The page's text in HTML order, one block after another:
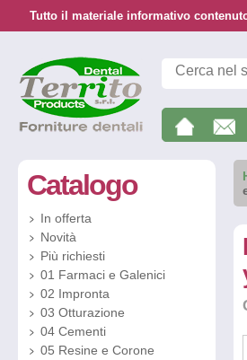
Tutto il materiale informativo
Catalogo
In offerta
Novità
Più richiesti
01 Farmaci e Galenici
02 Impronta
03 Otturazione
04 Cementi
05 Resine e Corone